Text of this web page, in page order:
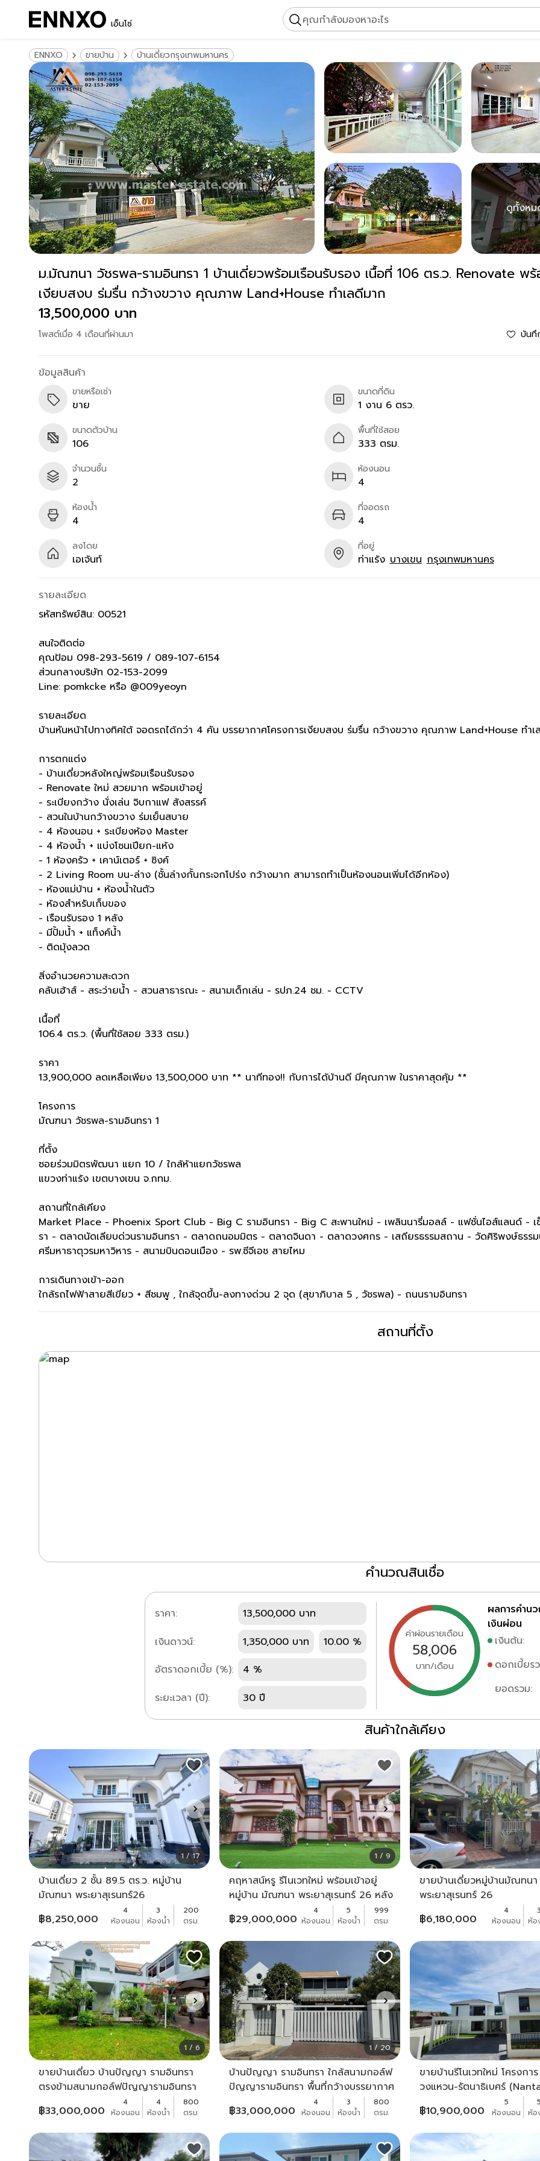
เอ็นโซ่ คุณกำลังมองหาอะไร
ENNXO ขายบ้าน บ้านเดี่ยวกรุงเทพมหานคร
ดูทั้งห
ม.มัณฑนา วัชรพล-รามอินทรา 1 บ้านเดี่ยวพร้อมเรือนรับรอง เนื้อที่ 106 ตร.ว. Renovate พ
เงียบสงบ ร่มรื่น กว้างขวาง คุณภาพ Land+House ทำเลดีมาก
13,500,000 บาท
โพสต์เมื่อ 4 เดือนที่ผ่านมา บันทึ
ข้อมูลสินค้า
ขายหรือเช่า
ขาย
ขนาดที่ดิน
1 งาน 6 ตรว.
ขนาดตัวบ้าน
106
พื้นที่ใช้สอย
333 ตรม.
จำนวนชั้น
2
ห้องนอน
4
ห้องน้ำ
4
ที่จอดรถ
4
ลงโดย
เอเจ้นท์
ที่อยู่
ท่าแร้ง บางเขน กรุงเทพมหานคร
รายละเอียด
รหัสทรัพย์สิน: 00521
สนใจติดต่อ
คุณป้อม 098-293-5619 / 089-107-6154
ส่วนกลางบริษัท 02-153-2099
Line: pomkcke หรือ @009yeoyn
รายละเอียด
บ้านหันหน้าไปทางทิศใต้ จอดรถได้กว่า 4 คัน บรรยากาศโครงการเงียบสงบ ร่มรื่น กว้างขวาง คุณภาพ Land+House ทำเ
การตกแต่ง
- บ้านเดี่ยวหลังใหญ่พร้อมเรือนรับรอง
- Renovate ใหม่ สวยมาก พร้อมเข้าอยู่
- ระเบียงกว้าง นั่งเล่น จิบกาแฟ สังสรรค์
- สวนในบ้านกว้างขวาง ร่มเย็นสบาย
- 4 ห้องนอน + ระเบียงห้อง Master
- 4 ห้องน้ำ + แบ่งโซนเปียก-แห้ง
- 1 ห้องครัว + เคาน์เตอร์ + ซิงค์
- 2 Living Room บน-ล่าง (ชั้นล่างกั้นกระจกโปร่ง กว้างมาก สามารถทำเป็นห้องนอนเพิ่มได้อีกห้อง)
- ห้องแม่บ้าน + ห้องน้ำในตัว
- ห้องสำหรับเก็บของ
- เรือนรับรอง 1 หลัง
- มีปั้มน้ำ + แท็งค์น้ำ
- ติดมุ้งลวด
สิ่งอำนวยความสะดวก
คลับเฮ้าส์ - สระว่ายน้ำ - สวนสาธารณะ - สนามเด็กเล่น - รปภ.24 ชม. - CCTV
เนื้อที่
106.4 ตร.ว. (พื้นที่ใช้สอย 333 ตรม.)
ราคา
13,900,000 ลดเหลือเพียง 13,500,000 บาท ** นาทีทอง!! กับการได้บ้านดี มีคุณภาพ ในราคาสุดคุ้ม **
โครงการ
มัณฑนา วัชรพล-รามอินทรา 1
ที่ตั้ง
ซอยร่วมมิตรพัฒนา แยก 10 / ใกล้ห้าแยกวัชรพล
แขวงท่าแร้ง เขตบางเขน จ.กทม.
สถานที่ใกล้เคียง
Market Place - Phoenix Sport Club - Big C รามอินทรา - Big C สะพานใหม่ - เพลินนารี่มอลล์ - แฟชั่นไอส์แลนด์ - เ
รา - ตลาดนัดเลียบด่วนรามอินทรา - ตลาดถนอมมิตร - ตลาดจินดา - ตลาดวงศกร - เสถียรธรรมสถาน - วัดศิริพงษ์ธรร
ศรีมหาธาตุวรมหาวิหาร - สนามบินดอนเมือง - รพ.ซีจีเอช สายไหม
การเดินทางเข้า-ออก
ใกล้รถไฟฟ้าสายสีเขียว + สีชมพู , ใกล้จุดขึ้น-ลงทางด่วน 2 จุด (สุขาภิบาล 5 , วัชรพล) - ถนนรามอินทรา
สถานที่ตั้ง
คำนวณสินเชื่อ
ราคา:
13,500,000 บาท
เงินดาวน์:
1,350,000 บาท
10.00 %
อัตราดอกเบี้ย (%):
4 %
ระยะเวลา (ปี):
30 ปี
ค่าผ่อนรายเดือน
58,006
บาท/เดือน
ผลการคำน
เงินผ่อน
เงินต้น:
ดอกเบี้ยร
ยอดรวม:
สินค้าใกล้เคียง
1 / 17
บ้านเดี่ยว 2 ชั้น 89.5 ตร.ว. หมู่บ้าน
มัณฑนา พระยาสุเรนทร์26
฿8,250,000
4
ห้องนอน
3
ห้องน้ำ
200
ตรม.
1 / 9
คฤหาสน์หรู รีโนเวทใหม่ พร้อมเข้าอยู่
หมู่บ้าน มัณฑนา พระยาสุเรนทร์ 26 หลัง
฿29,000,000
4
ห้องนอน
5
ห้องน้ำ
999
ตรม.
ขายบ้านเดี่ยวหมู่บ้านมัณทนา
พระยาสุเรนทร์ 26
฿6,180,000
4
ห้องนอน
3
ห้อ
1 / 6
ขายบ้านเดี่ยว บ้านปัญญา รามอินทรา
ตรงข้ามสนามกอล์ฟปัญญารามอินทรา
ติดปัญญาสปอร์ตคอมเพล็กซ์ บ้านสวย
พร้อมย้ายเข้าอยู่ค่ะ
฿33,000,000
4
ห้องนอน
4
ห้องน้ำ
800
ตรม.
1 / 20
บ้านปัญญา รามอินทรา ใกล้สนามกอล์ฟ
ปัญญารามอินทรา พื้นที่กว้างบรรยากาศ
ร่มรื่น ต้องรีโนเวท บ้านพร้อมโอนค่ะ
฿33,000,000
4
ห้องนอน
3
ห้องน้ำ
800
ตรม.
ขายบ้านรีโนเวทใหม่ โครงกา
วงแหวน-รัตนาธิเบศร์
Wongwaen-
เนื้อที่กว้าง 108.5 ตร.ว.
฿10,900,000
5
ห้องนอน
5
ห้อ